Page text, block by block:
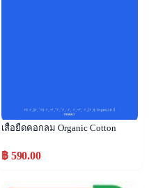
เสื้อยืดคอกลม Organic Cotton
฿ 590.00